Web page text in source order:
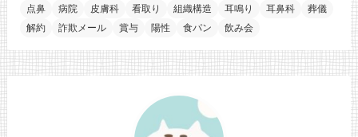
点鼻
病院 皮膚科 看取り 組織構造 耳鳴り 耳鼻科
葬儀
解約
詐欺メール 賞与 陽性 食パン 飲み会